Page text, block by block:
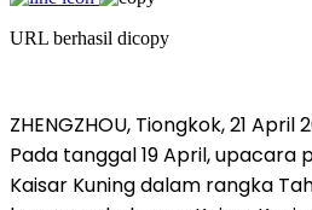
URL berhasil dicopy
ZHENGZHOU, Tiongkok,21 April
Pada tanggal 19 April,
Kaisar Kuning dalam rangka